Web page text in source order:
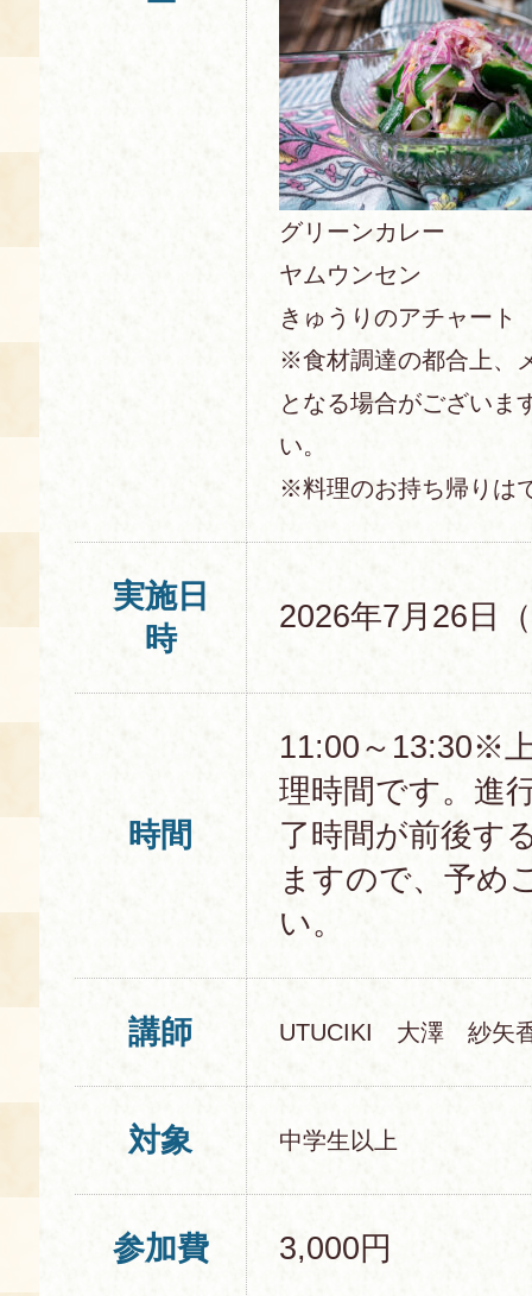
グリーンカレー
ヤムウンセン
きゅうりのアチャート
※食材調達の都合上、
となる場合がございま
い。
※料理のお持ち帰りは
実施日
時
2026年7月26日
時間
11:00～13:30※
理時間です。進
了時間が前後す
ますので、予め
い。
講師 UTUCIKI 大澤 紗矢
対象 中学生以上
参加費 3,000円